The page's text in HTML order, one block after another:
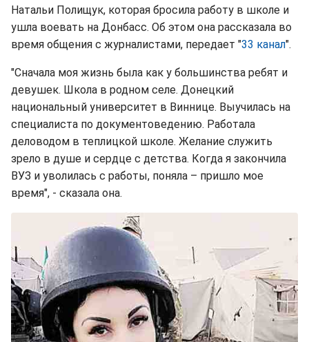
Натальи Полищук, которая бросила работу в школе и
ушла воевать на Донбасс. Об этом она рассказала во
время общения с журналистами, передает "33 канал".
"Сначала моя жизнь была как у большинства ребят и
девушек. Школа в родном селе. Донецкий
национальный университет в Виннице. Выучилась на
специалиста по документоведению. Работала
деловодом в теплицкой школе. Желание служить
зрело в душе и сердце с детства. Когда я закончила
ВУЗ и уволилась с работы, поняла – пришло мое
время", - сказала она.